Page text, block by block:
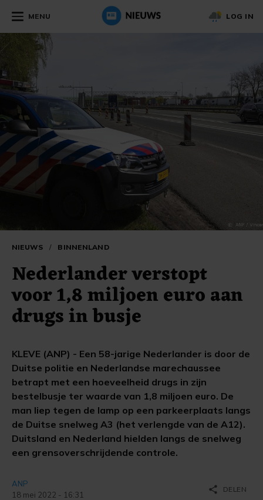
MENU LOG IN
NIEUWS / BINNENLAND
Nederlander verstopt
voor 1,8 miljoen euro aan
drugs in busje
KLEVE (ANP) - Een 58-jarige Nederlander is door de
Duitse politie en Nederlandse marechaussee
betrapt met een hoeveelheid drugs in zijn
bestelbusje ter waarde van 1,8 miljoen euro. De
man liep tegen de lamp op een parkeerplaats langs
de Duitse snelweg A3 (het verlengde van de A12).
Duitsland en Nederland hielden langs de snelweg
een grensoverschrijdende controle.
ANP
18 mei 2022 - 16:31
share DELEN